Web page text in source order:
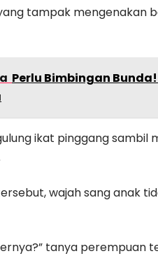
tampak mengenakan
Perlu Bimbingan
ikat pinggang sambil
wajah sang anak
tanya perempuan